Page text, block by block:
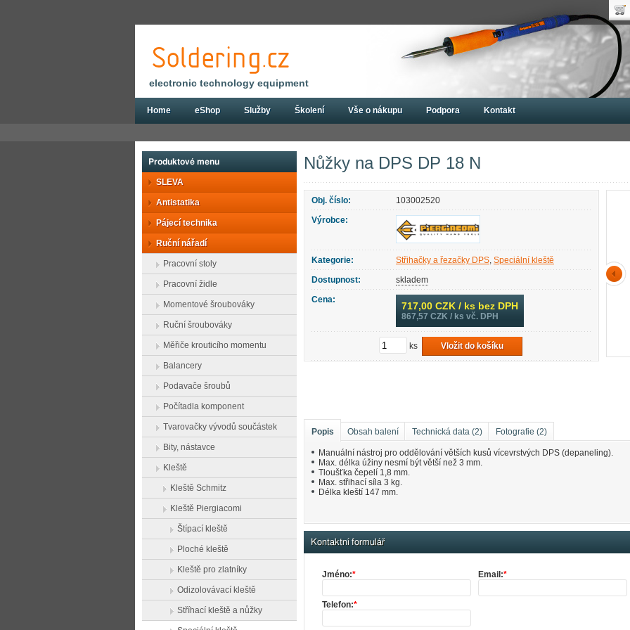
Nůžky na DPS DP 18 N
Obj. číslo:
103002520
Výrobce:
Kategorie: Střihačky a řezačky DPS, Speciální kleště
Dostupnost:
skladem
Cena:
717,00 CZK / ks bez DPH
867,57 CZK / ks vč. DPH
ks Vložit do košíku
Popis Obsah balení Technická data (2) Fotografie (2)
Manuální nástroj pro oddělování větších kusů vícevrstvých DPS (depaneling).
Max. délka úžiny nesmí být větší než 3 mm.
Tloušťka čepelí 1,8 mm.
Max. střihací síla 3 kg.
Délka kleští 147 mm.
Kontaktní formulář
Jméno:* Email:*
Telefon:*
Produktové menu
SLEVA
Antistatika
Pájecí technika
Ruční nářadí
Pracovní stoly
Pracovní židle
Momentové šroubováky
Ruční šroubováky
Měřiče krouticího momentu
Balancery
Podavače šroubů
Počítadla komponent
Tvarovačky vývodů součástek
Bity, nástavce
Kleště
Kleště Schmitz
Kleště Piergiacomi
Štípací kleště
Ploché kleště
Kleště pro zlatníky
Odizolovávací kleště
Stříhací kleště a nůžky
electronic technology equipment
Home eShop Služby Školení Vše o nákupu Podpora Kontakt